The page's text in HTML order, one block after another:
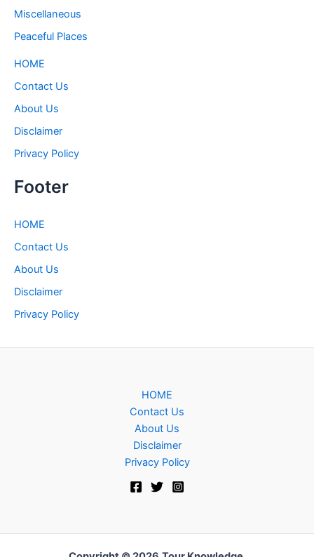
Miscellaneous
Peaceful Places
HOME
Contact Us
About Us
Disclaimer
Privacy Policy
Footer
HOME
Contact Us
About Us
Disclaimer
Privacy Policy
HOME
Contact Us
About Us
Disclaimer
Privacy Policy